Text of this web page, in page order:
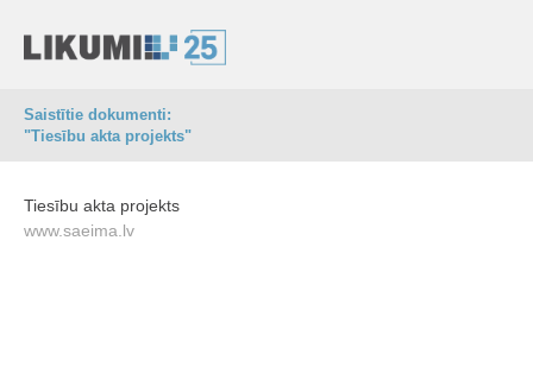
Saistītie dokumenti:
"Tiesību akta projekts"
Tiesību akta projekts
www.saeima.lv